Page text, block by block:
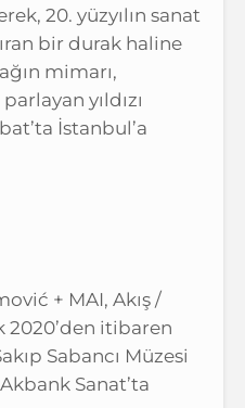
20. yüzyılın sanat
bir durak haline
mimarı,
yıldızı
İstanbul’a
+ MAI, Akış /
2020’den itibaren
Sabancı Müzesi
Sanat’ta